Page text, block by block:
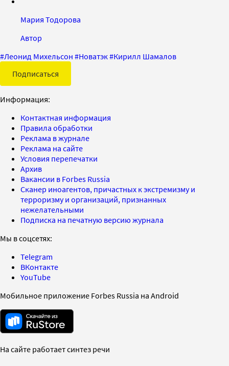
Мария Тодорова
Автор
#Леонид Михельсон #Новатэк#Кирилл Шамалов
Подписаться
Информация:
Контактная информация
Правила обработки
Реклама в журнале
Реклама на сайте
Условия перепечатки
Архив
Вакансии в Forbes Russia
Сканер иноагентов, причастных к экстремизму и
терроризму и организаций, признанных
нежелательными
Подписка на печатную версию журнала
Мы в соцсетях:
Telegram
ВКонтакте
YouTube
Мобильное приложение Forbes Russia на Android
На сайте работает синтез речи